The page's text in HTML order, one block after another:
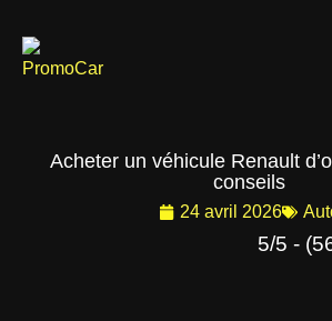
contenu
Acheter un véhicule Renault
conseils
24 avril 2026
5/5 -